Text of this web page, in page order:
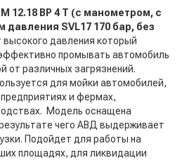
12.18 ВР 4 Т (с манометром, с
SVL17 170 бар, без
высокого давления который
промывать автомобиль
от различных загрязнений.
для мойки автомобилей,
и фермах,
Модель оснащена
чего АВД выдерживает
Подойдет для работы на
площадях, для ликвидации